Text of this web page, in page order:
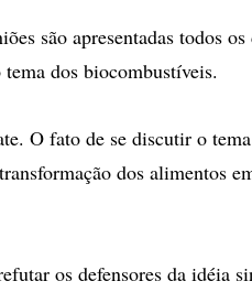
são apresentadas todos
dos biocombustíveis.
O fato de se discutir o
dos alimentos
os defensores da idéia